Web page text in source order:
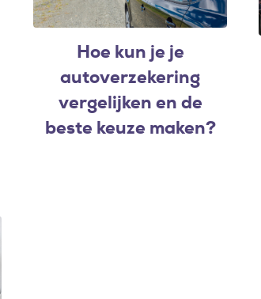
Hoe kun je je
autoverzekering
vergelijken en de
beste keuze maken?